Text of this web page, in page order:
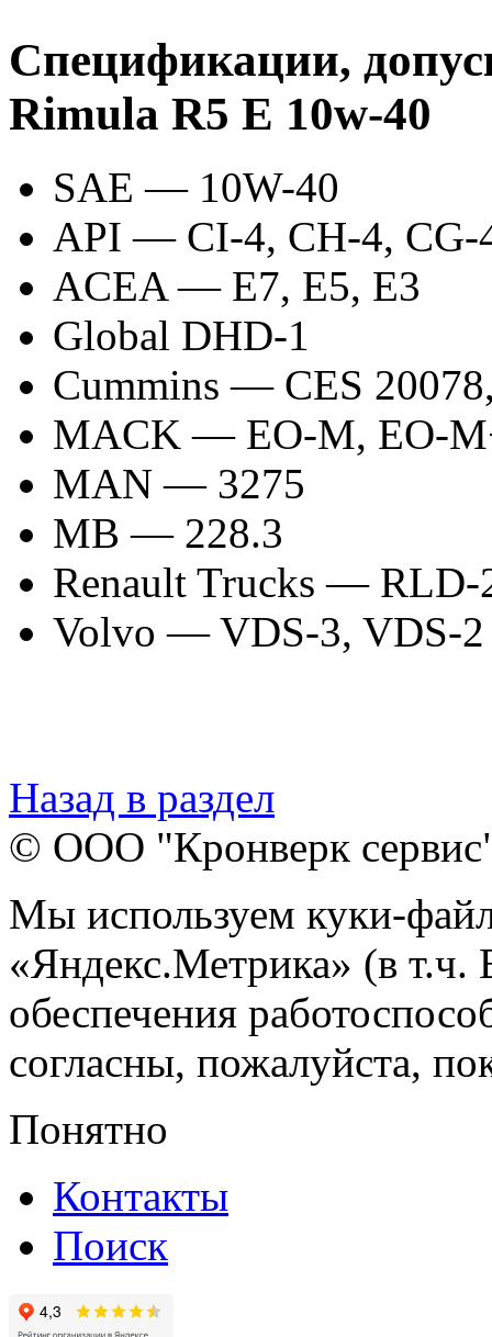
Спецификации,
Rimula R5 E 10w-40
SAE — 10W-40
API — CI-4, CH-4,
ACEA — E7, E5, E3
Global DHD-1
Cummins — CES
MACK — EO-M, EO-
MAN — 3275
MB — 228.3
Renault Trucks —
Volvo — VDS-3, VDS-
Назад в раздел
© ООО "Кронверк
Мы используем куки-
«Яндекс.Метрика» (в т.ч.
обеспечения
согласны, пожалуйста,
Понятно
Контакты
Поиск